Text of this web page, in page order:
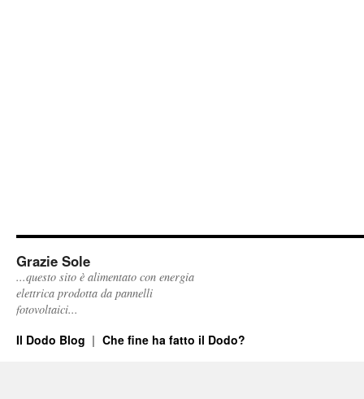
Grazie Sole
...questo sito è alimentato con energia
elettrica prodotta da pannelli
fotovoltaici...
Il Dodo Blog Che fine ha fatto il Dodo?